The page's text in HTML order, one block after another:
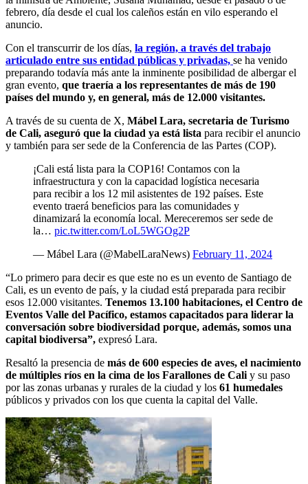
febrero, día desde el cual los caleños están en vilo esperando el
anuncio.
Con el transcurrir de los días, la región, a través del trabajo
articulado entre sus entidad públicas y privadas, se ha venido
preparando todavía más ante la inminente posibilidad de albergar el
gran evento, que traería a los representantes de más de 190
países del mundo y, en general, más de 12.000 visitantes.
A través de su cuenta de X, Mábel Lara, secretaria de Turismo
de Cali, aseguró que la ciudad ya está lista para recibir el anuncio
y también para ser sede de la Conferencia de las Partes (COP).
¡Cali está lista para la COP16! Contamos con la
infraestructura y con la capacidad logística necesaria
para recibir a los 12 mil asistentes de 192 países. Este
evento traerá beneficios para las comunidades y
dinamizará la economía local. Mereceremos ser sede de
la… pic.twitter.com/LoL5WGOg2P
— Mábel Lara (@MabelLaraNews) February 11, 2024
“Lo primero para decir es que este no es un evento de Santiago de
Cali, es un evento de país, y la ciudad está preparada para recibir
esos 12.000 visitantes. Tenemos 13.100 habitaciones, el Centro de
Eventos Valle del Pacífico, estamos capacitados para liderar la
conversación sobre biodiversidad porque, además, somos una
capital biodiversa”, expresó Lara.
Resaltó la presencia de más de 600 especies de aves, el nacimiento
de múltiples ríos en la cima de los Farallones de Cali y su paso
por las zonas urbanas y rurales de la ciudad y los 61 humedales
públicos y privados con los que cuenta la capital del Valle.